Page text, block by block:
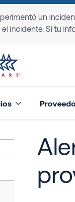
un
incidente. Si tu